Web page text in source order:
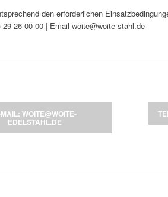
den erforderlichen
26 00 00 | Email woite@woite-stahl.de
WOITE@WOITE-
EDELSTAHL.DE